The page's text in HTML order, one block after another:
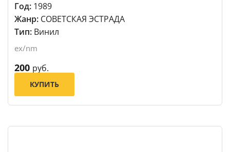
Год: 1989
Жанр: СОВЕТСКАЯ ЭСТРАДА
Тип: Винил
ex/nm
200 руб.
КУПИТЬ